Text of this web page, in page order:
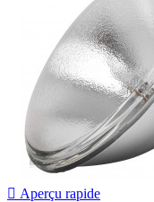
 Aperçu rapide